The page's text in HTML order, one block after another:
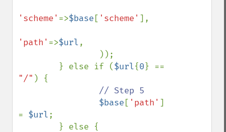
'scheme' =>$base [ 'scheme' ],
'path' =>$url,
        } else if (
$url{0
"/" ) {
// Step 5
$base [ 'path' ]
= $url;